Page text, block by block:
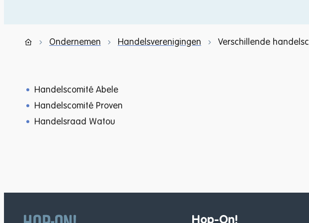
Startpagina
Ondernemen Handelsverenigingen Verschillende
Handelscomité Abele
Handelscomité Proven
Handelsraad Watou
Hop-On!